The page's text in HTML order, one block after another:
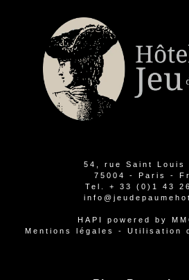
54, rue Saint Louis
75004 - Paris -
Tel. + 33 (0)1 43
HAPI powered by
Mentions légales
- Utilisation